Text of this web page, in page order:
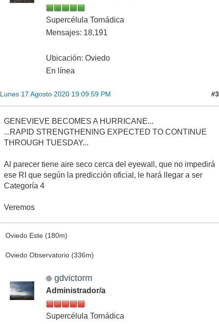
Supercélula Tornádica
Mensajes: 18,191
Ubicación: Oviedo
En línea
Lunes 17 Agosto 2020 19:09:59 PM #3
GENEVIEVE BECOMES A HURRICANE...
...RAPID STRENGTHENING EXPECTED TO CONTINUE
THROUGH TUESDAY...
Al parecer tiene aire seco cerca del eyewall, que no impedirá
ese RI que según la predicción oficial, le hará llegar a ser
Categoría 4
Veremos
Oviedo Este (180m)
Oviedo Observatorio (336m)
gdvictorm
Administrador/a
Supercélula Tornádica